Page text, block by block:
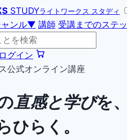
STUDYライトワークス スタディ
ャンル▼ 講師 受講までのステ
グイン
公式オンライン講座
直感と学びを、
ひらく。